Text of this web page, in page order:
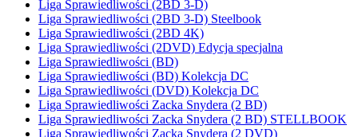
Liga Sprawiedliwości (2BD 3-D)
Liga Sprawiedliwości (2BD 3-D) Steelbook
Liga Sprawiedliwości (2BD 4K)
Liga Sprawiedliwości (2DVD) Edycja specjalna
Liga Sprawiedliwości (BD)
Liga Sprawiedliwości (BD) Kolekcja DC
Liga Sprawiedliwości (DVD) Kolekcja DC
Liga Sprawiedliwości Zacka Snydera (2 BD)
Liga Sprawiedliwości Zacka Snydera (2 BD) STELLBOOK
Liga Sprawiedliwości Zacka Snydera (2 DVD)